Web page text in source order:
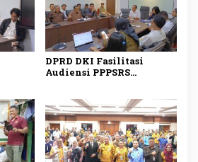
DPRD DKI Fasilitasi
Audiensi PPPSRS
Terima Pengelolaan Jadi
Sorotan